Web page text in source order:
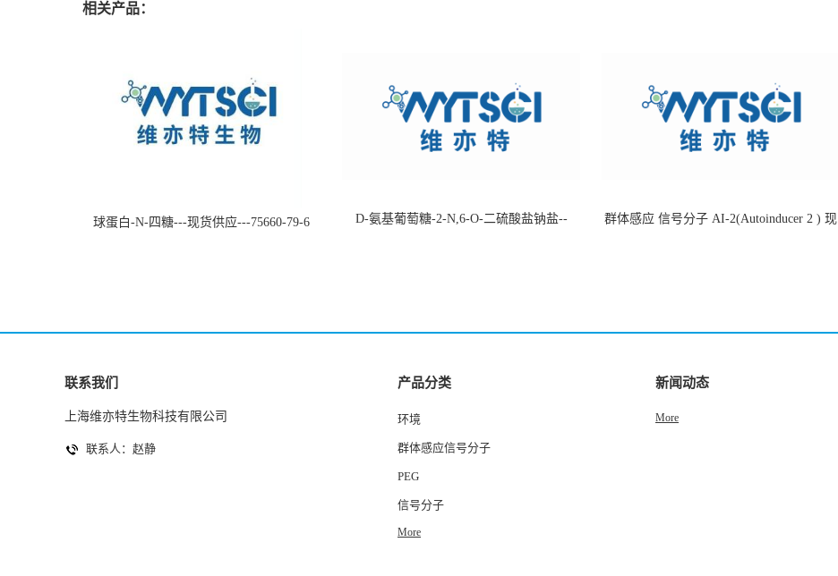
相关产品：
球蛋白-N-四糖---现货供应---75660-79-6
D-氨基葡萄糖-2-N,6-O-二硫酸盐钠盐--
群体感应 信号分子 AI-2(Autoinducer 2 ) 现
联系我们
上海维亦特生物科技有限公司
联系人：赵静
产品分类
环境
群体感应信号分子
PEG
信号分子
More
新闻动态
More